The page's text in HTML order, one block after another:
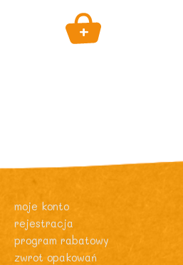
moje konto
rejestracja
program rabatowy
zwrot opakowań